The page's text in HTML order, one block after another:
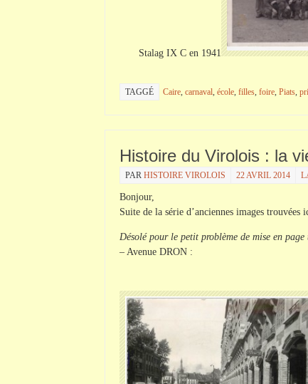
Stalag IXCen 1941
TAGGÉ Caire, carnaval, école, filles, foire, Piats,
Histoire du Virolois : la
PAR HISTOIRE VIROLOIS 22 AVRIL 2014
Bonjour,
Suite de la série d’anciennes images trouvées
Désolé pour le petit problème de mise en page
– Avenue DRON :